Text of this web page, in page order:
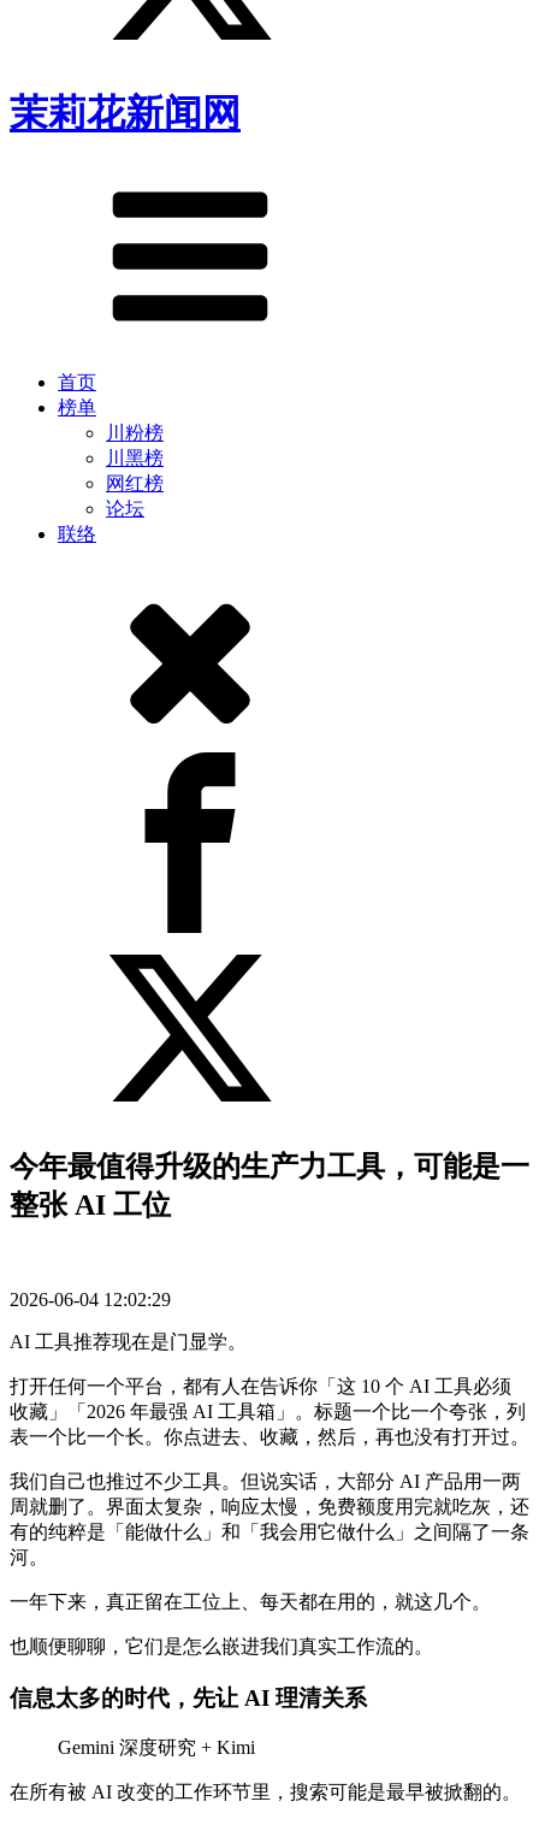
茉莉花新闻网
首页
榜单
川粉榜
川黑榜
网红榜
论坛
联络
今年最值得升级的生产力工具，可能是一
整张 AI 工位
2026-06-04 12:02:29
AI 工具推荐现在是门显学。
打开任何一个平台，都有人在告诉你「这 10 个 AI 工具必须
收藏」「2026 年最强 AI 工具箱」。标题一个比一个夸张，列
表一个比一个长。你点进去、收藏，然后，再也没有打开过。
我们自己也推过不少工具。但说实话，大部分 AI 产品用一两
周就删了。界面太复杂，响应太慢，免费额度用完就吃灰，还
有的纯粹是「能做什么」和「我会用它做什么」之间隔了一条
河。
一年下来，真正留在工位上、每天都在用的，就这几个。
也顺便聊聊，它们是怎么嵌进我们真实工作流的。
信息太多的时代，先让 AI 理清关系
Gemini 深度研究 + Kimi
在所有被 AI 改变的工作环节里，搜索可能是最早被掀翻的。